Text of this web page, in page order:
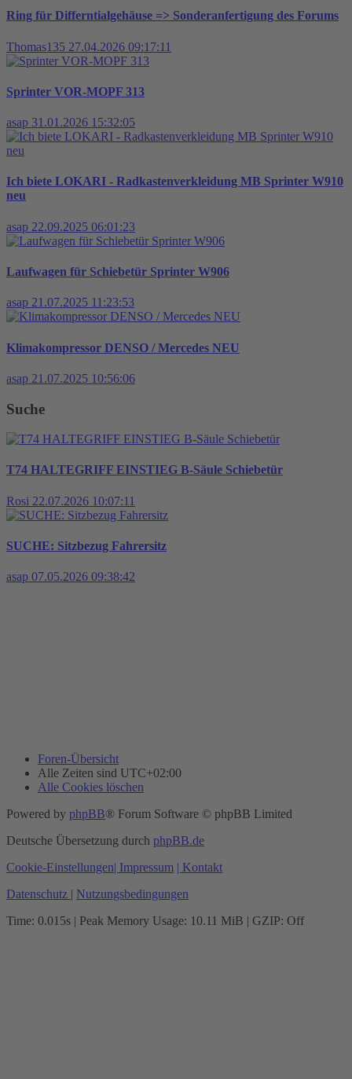
Ring für Differntialgehäuse => Sonderanfertigung des Forums
Thomas135 27.04.2026 09:17:11
Sprinter VOR-MOPF 313
asap 31.01.2026 15:32:05
Ich biete LOKARI - Radkastenverkleidung MB Sprinter W910
neu
asap 22.09.2025 06:01:23
Laufwagen für Schiebetür Sprinter W906
asap 21.07.2025 11:23:53
Klimakompressor DENSO / Mercedes NEU
asap 21.07.2025 10:56:06
Suche
T74 HALTEGRIFF EINSTIEG B-Säule Schiebetür
Rosi 22.07.2026 10:07:11
SUCHE: Sitzbezug Fahrersitz
asap 07.05.2026 09:38:42
Foren-Übersicht
Alle Zeiten sind UTC+02:00
Alle Cookies löschen
Powered by phpBB® Forum Software © phpBB Limited
Deutsche Übersetzung durch phpBB.de
Cookie-Einstellungen| Impressum | Kontakt
Datenschutz | Nutzungsbedingungen
Time: 0.015s | Peak Memory Usage: 10.11 MiB | GZIP: Off